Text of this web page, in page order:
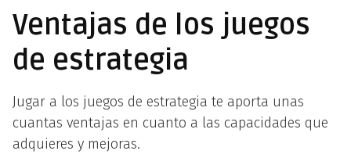
Ventajas de los juegos
de estrategia
Jugar a los juegos de estrategia te aporta unas
cuantas ventajas en cuanto a las capacidades que
adquieres y mejoras.